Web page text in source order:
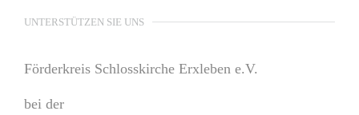
UNTERSTÜTZEN SIE UNS
Förderkreis Schlosskirche Erxleben e.V.
bei der